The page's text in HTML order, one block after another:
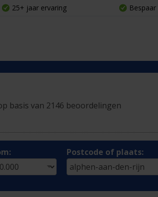
25+ jaar ervaring
basis van 2146 beoordelingen
Postcode of plaats: